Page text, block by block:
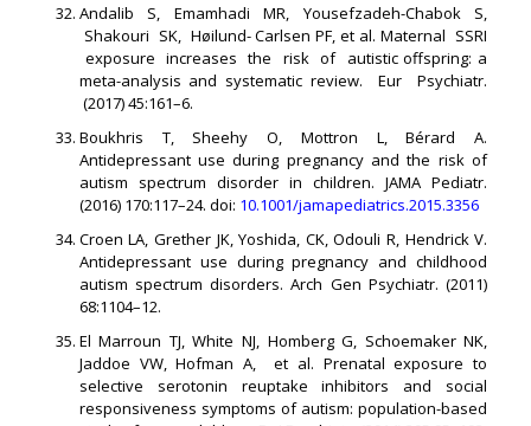
Andalib S, Emamhadi MR, Yousefzadeh-Chabok S,
Shakouri SK, Høilund- Carlsen PF, et al. Maternal SSRI
exposure increases the risk of autistic offspring: a
meta-analysis and systematic review. Eur Psychiatr.
(2017) 45:161–6.
Boukhris T, Sheehy O, Mottron L, Bérard A.
Antidepressant use during pregnancy and the risk of
autism spectrum disorder in children. JAMA Pediatr.
(2016) 170:117–24. doi: 10.1001/jamapediatrics.2015.3356
Croen LA, Grether JK, Yoshida, CK, Odouli R, Hendrick V.
Antidepressant use during pregnancy and childhood
autism spectrum disorders. Arch Gen Psychiatr. (2011)
68:1104–12.
El Marroun TJ, White NJ, Homberg G, Schoemaker NK,
Jaddoe VW, Hofman A, et al. Prenatal exposure to
selective serotonin reuptake inhibitors and social
responsiveness symptoms of autism: population-based